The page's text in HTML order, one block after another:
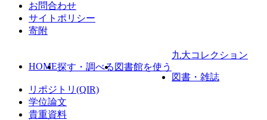
お問合わせ
サイトポリシー
寄附
HOME探す・調べる 図書館を使う
九大コレクション
図書・雑誌
リポジトリ(QIR)
学位論文
貴重資料